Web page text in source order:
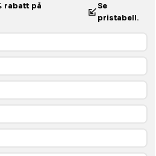
rabatt på
Se
pristabell.